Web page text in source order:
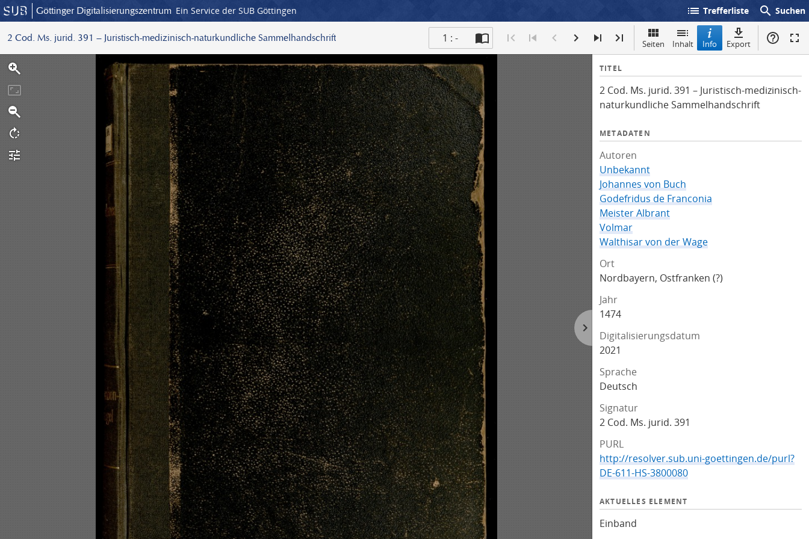
Göttinger Digitalisierungszentrum Ein Service der SUB Göttingen list Trefferliste search Suchen
2 Cod. Ms. jurid. 391 – Juristisch-medizinisch-naturkundliche Sammelhandschrift 1 : - Seiten Inhalt Info Export
I
f
o
TITEL
2 Cod. Ms. jurid. 391 – Juristisch-medizinisch-
naturkundliche Sammelhandschrift
METADATEN
Autoren
Unbekannt
Johannes von Buch
Godefridus de Franconia
Meister Albrant
Volmar
Walthisar von der Wage
Ort
Nordbayern, Ostfranken (?)
Jahr
1474
Digitalisierungsdatum
2021
Sprache
Deutsch
Signatur
2 Cod. Ms. jurid. 391
PURL
http://resolver.sub.uni-goettingen.de/purl?
DE-611-HS-3800080
AKTUELLES ELEMENT
Einband